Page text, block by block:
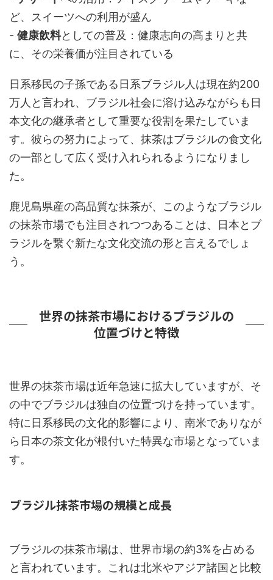
ど、スイーツへの利用が盛ん
- 健康飲料としての普及：健康志向の高まりと共
に、その栄養価が注目されている
日系移民の子孫である日系ブラジル人は現在約200
万人と言われ、ブラジル社会に溶け込みながらも日
本文化の継承者として重要な役割を果たしていま
す。彼らの努力によって、抹茶はブラジルの食文化
の一部として広く受け入れられるようになりまし
た。
鹿児島県産の高品質な抹茶が、このようなブラジル
の抹茶市場でも注目されつつあることは、日本とブ
ラジルを繋ぐ新たな文化交流の形と言えるでしょ
う。
世界の抹茶市場におけるブラジルの
位置づけと特徴
世界の抹茶市場は近年急速に拡大していますが、そ
の中でブラジルは独自の位置づけを持っています。
特に日系移民の文化的影響により、南米でありなが
ら日本の茶文化が根付いた特異な市場となっていま
す。
ブラジル抹茶市場の規模と成長
ブラジルの抹茶市場は、世界市場の約3%を占める
と言われています。これは北米やアジア諸国と比較